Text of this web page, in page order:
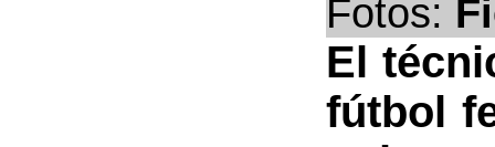
Fotos:
El
fútbol